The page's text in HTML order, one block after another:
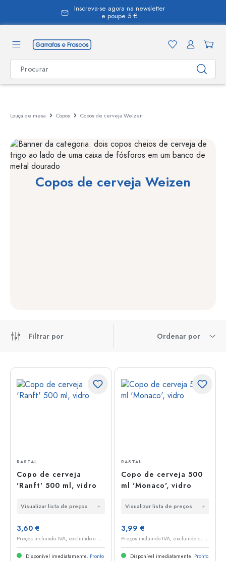
Inscreva-se agora na newsletter
e poupe 5 €
Louça de mesa Copos Copos de cerveja Weizen
Copos de cerveja Weizen
Filtrar por Ordenar por
RASTAL
Copo de cerveja
'Ranft' 500 ml, vidro
Visualizar lista de preços
3,60 €
P
reços incluindo IVA, excluindo custos de envio
Disponível imediatamente. Pronto
RASTAL
Copo de cerveja 500
ml 'Monaco', vidro
Visualizar lista de preços
3,99 €
P
reços incluindo IVA, excluindo custos de envio
Disponível imediatamente. Pronto